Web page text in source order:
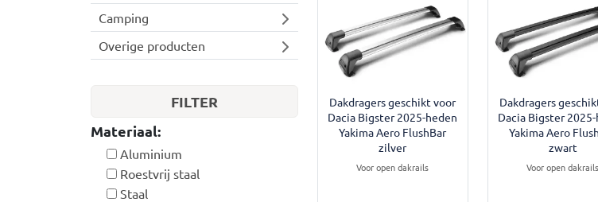
Camping
Overige producten
FILTER
Materiaal:
Aluminium
Roestvrij staal
Staal
Dakdragers geschikt voor
Dacia Bigster 2025-heden
Yakima Aero FlushBar
zilver
Voor open dakrails
Dakdragers
Dacia Bigster
Yakima Aero
zwart
Voor open dakrails